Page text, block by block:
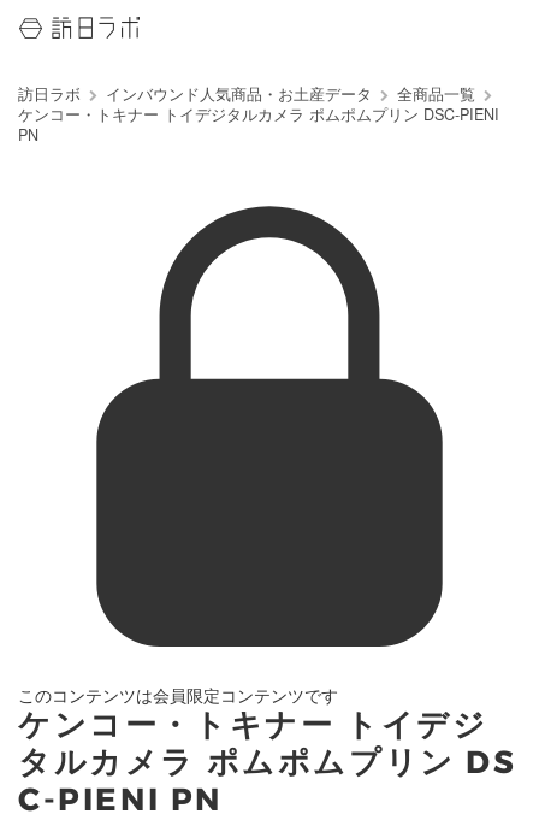
訪日ラボ インバウンド人気商品・お土産データ
全商品一覧
ケンコー・トキナー トイデジタルカメラ ポムポムプリン DSC-PIENI
PN
このコンテンツは会員限定コンテンツです
ケンコー・トキナー トイデジ
タルカメラ ポムポムプリン DS
C-PIENI PN